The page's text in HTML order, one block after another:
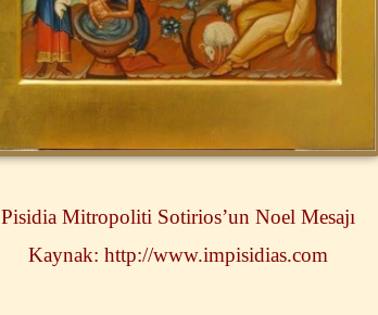
Pisidia Mitropoliti Sotirios’un Noel Mesajı
Kaynak: http://www.impisidias.com